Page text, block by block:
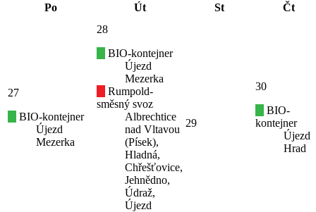
Po
Út St Čt
27
BIO-kontejner
Újezd
Mezerka
28
BIO-kontejner
Újezd
Mezerka
Rumpold-
směsný svoz
Albrechtice
nad Vltavou
(Písek),
Hladná,
Chřešťovice,
Jehnědno,
Údraž,
Újezd
29
30
BIO-
kontejner
Újezd
Hrad